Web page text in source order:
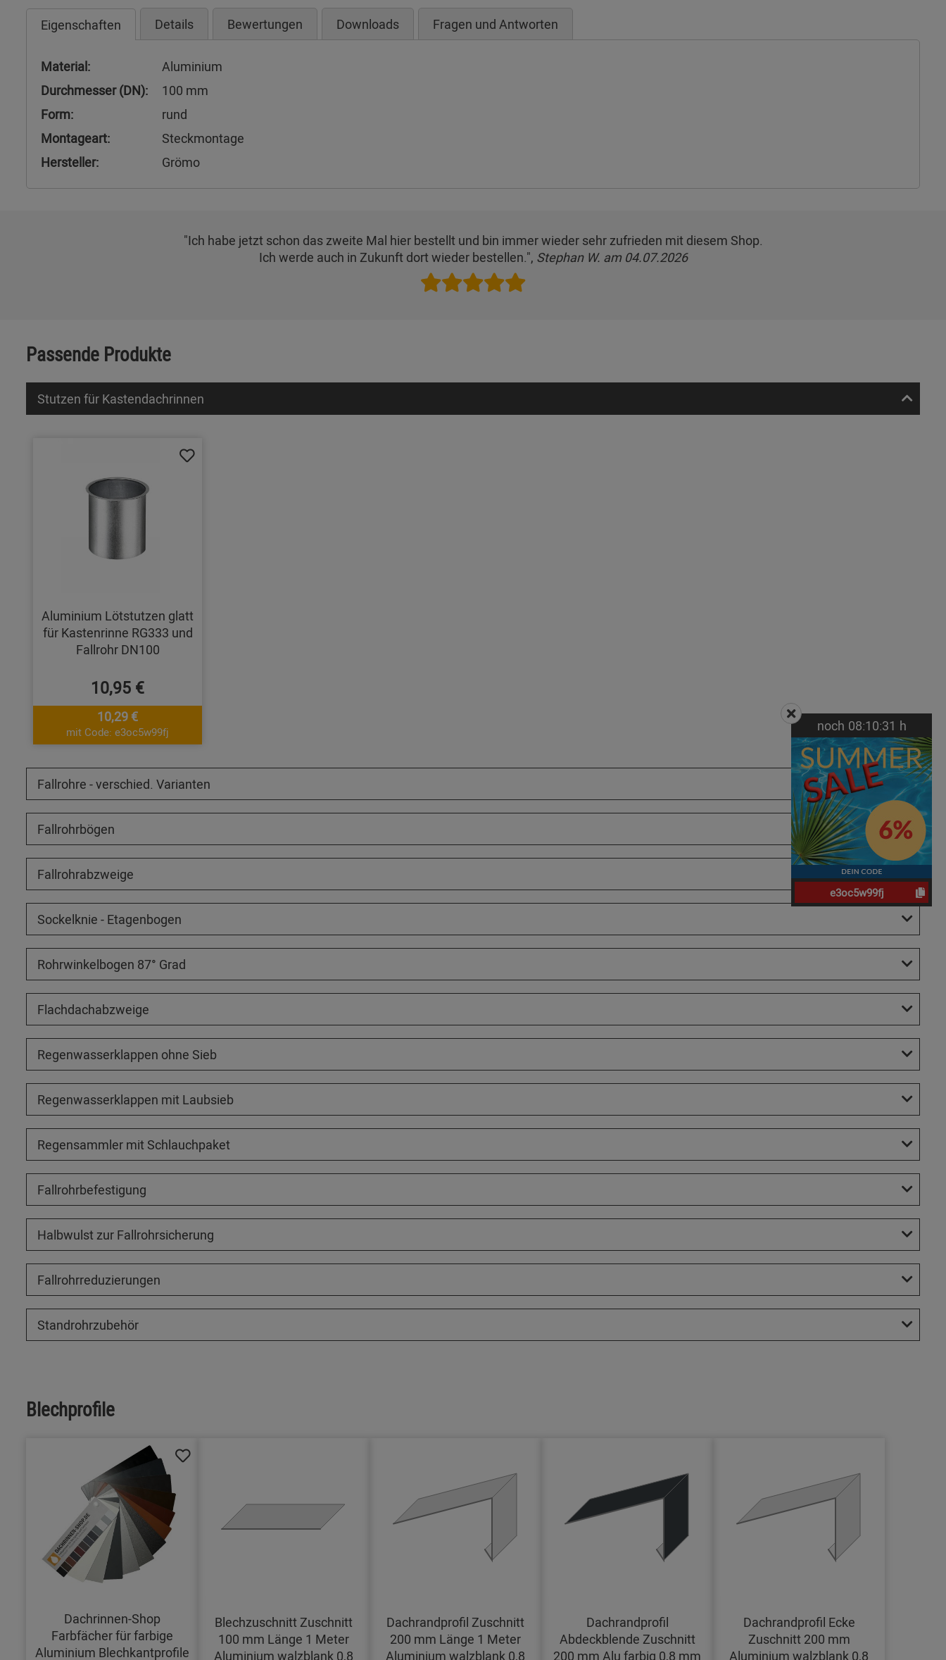
Eigenschaften Details Bewertungen Downloads Fragen und Antworten
Material:
Aluminium
Durchmesser (DN):
100 mm
Form:
rund
Montageart:
Steckmontage
Hersteller:
Grömo
"Ich habe jetzt schon das zweite Mal hier bestellt und bin immer wieder sehr zufrieden mit diesem Shop.
Ich werde auch in Zukunft dort wieder bestellen.", Stephan W. am 04.07.2026
Passende Produkte
Stutzen für Kastendachrinnen
Aluminium Lötstutzen glatt
für Kastenrinne RG333 und
Fallrohr DN100
10,95 €
10,29 €
mit Code: e3oc5w99fj
Fallrohre - verschied. Varianten
Fallrohrbögen
Fallrohrabzweige
Sockelknie - Etagenbogen
Rohrwinkelbogen 87° Grad
Flachdachabzweige
Regenwasserklappen ohne Sieb
Regenwasserklappen mit Laubsieb
Regensammler mit Schlauchpaket
Fallrohrbefestigung
Halbwulst zur Fallrohrsicherung
Fallrohrreduzierungen
Standrohrzubehör
Blechprofile
Dachrinnen-Shop
Farbfächer für farbige
Aluminium Blechkantprofile
Blechzuschnitt Zuschnitt
100 mm Länge 1 Meter
Aluminium walzblank 0,8
Dachrandprofil Zuschnitt
200 mm Länge 1 Meter
Aluminium walzblank 0,8
Dachrandprofil
Abdeckblende Zuschnitt
200 mm Alu farbig 0,8 mm
Dachrandprofil Ecke
Zuschnitt 200 mm
Aluminium walzblank 0,8
noch 08:10:30 h
e3oc5w99fj